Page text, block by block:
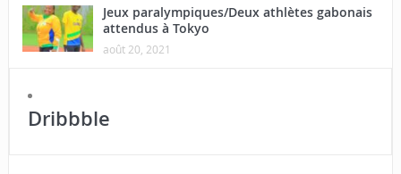
Jeux paralympiques/Deux athlètes gabonais
attendus à Tokyo
août 20, 2021
Dribbble